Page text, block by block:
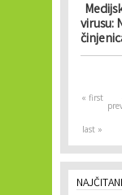
virusu:
« first
last »